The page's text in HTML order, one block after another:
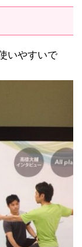
いやすいで